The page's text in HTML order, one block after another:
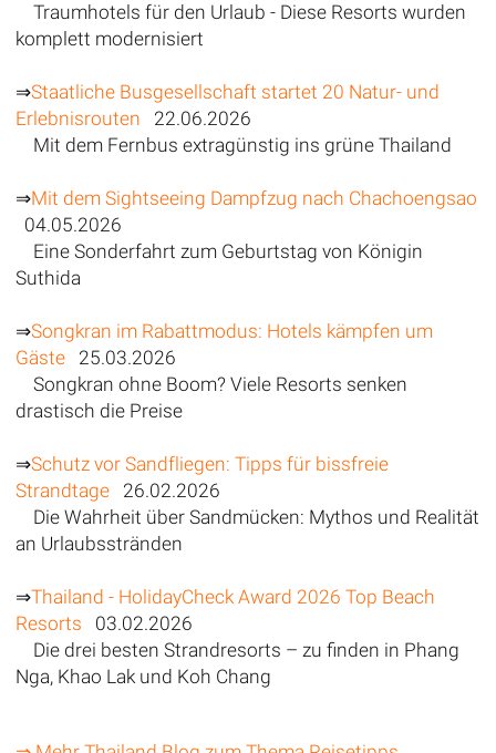
Traumhotels für den Urlaub - Diese Resorts wurden
komplett modernisiert
⇒Staatliche Busgesellschaft startet 20 Natur- und
Erlebnisrouten 22.06.2026
Mit dem Fernbus extragünstig ins grüne Thailand
⇒Mit dem Sightseeing Dampfzug nach Chachoengsao
04.05.2026
Eine Sonderfahrt zum Geburtstag von Königin
Suthida
⇒Songkran im Rabattmodus: Hotels kämpfen um
Gäste25.03.2026
Songkran ohne Boom? Viele Resorts senken
drastisch die Preise
⇒Schutz vor Sandfliegen: Tipps für bissfreie
Strandtage26.02.2026
Die Wahrheit über Sandmücken: Mythos und Realität
an Urlaubsstränden
⇒Thailand - HolidayCheck Award 2026 Top Beach
Resorts 03.02.2026
Die drei besten Strandresorts – zu finden in Phang
Nga, Khao Lak und Koh Chang